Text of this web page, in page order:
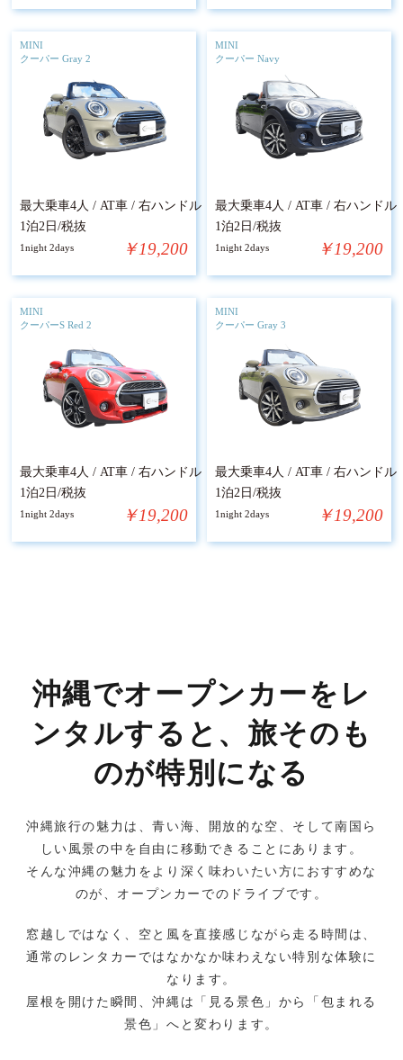
MINI
クーパー Gray 2
最大乗車4人 / AT車 / 右ハンドル
1泊2日/税抜
1night 2days ￥19,200
MINI
クーパー Navy
最大乗車4人 / AT車 / 右ハンドル
1泊2日/税抜
1night 2days ￥19,200
MINI
クーパーS Red 2
最大乗車4人 / AT車 / 右ハンドル
1泊2日/税抜
1night 2days ￥19,200
MINI
クーパー Gray 3
最大乗車4人 / AT車 / 右ハンドル
1泊2日/税抜
1night 2days ￥19,200
沖縄でオープンカーをレ
ンタルすると、旅そのも
のが特別になる
沖縄旅行の魅力は、青い海、開放的な空、そして南国ら
しい風景の中を自由に移動できることにあります。
そんな沖縄の魅力をより深く味わいたい方におすすめな
のが、オープンカーでのドライブです。
窓越しではなく、空と風を直接感じながら走る時間は、
通常のレンタカーではなかなか味わえない特別な体験に
なります。
屋根を開けた瞬間、沖縄は「見る景色」から「包まれる
景色」へと変わります。